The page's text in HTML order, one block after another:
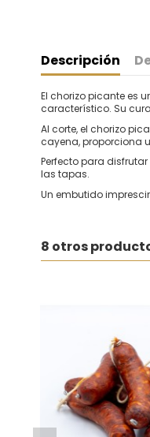
Descripción
El chorizo picante es
característico. Su
Al corte, el chorizo
cayena, proporciona
Perfecto para
las tapas.
Un embutido
8 otros